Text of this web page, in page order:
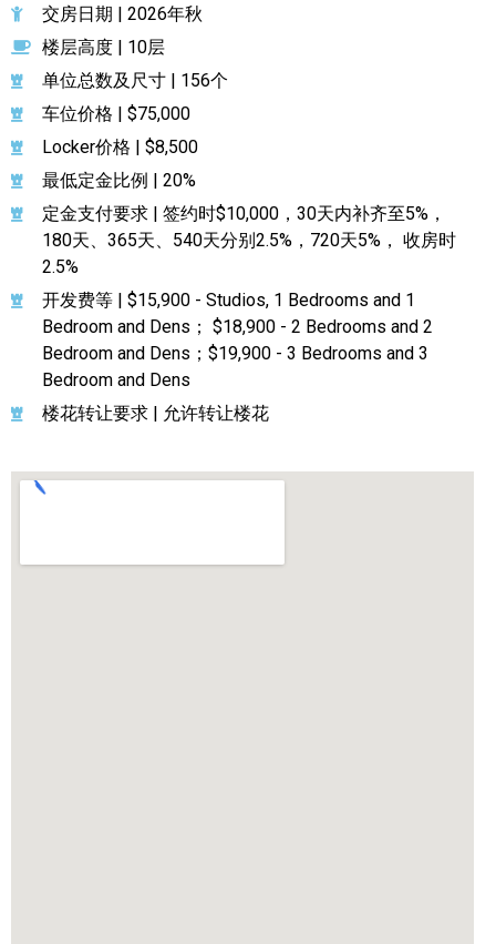
交房日期 | 2026年秋
楼层高度 | 10层
单位总数及尺寸 | 156个
车位价格 | $75,000
Locker价格 | $8,500
最低定金比例 | 20%
定金支付要求 | 签约时$10,000，30天内补齐至5%，
180天、365天、540天分别2.5%，720天5%， 收房时
2.5%
开发费等 | $15,900 - Studios, 1 Bedrooms and 1
Bedroom and Dens； $18,900 - 2 Bedrooms and 2
Bedroom and Dens；$19,900 - 3 Bedrooms and 3
Bedroom and Dens
楼花转让要求 | 允许转让楼花